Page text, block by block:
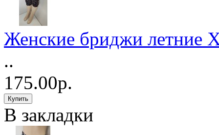
Женские бриджи летние
..
175.00р.
В закладки